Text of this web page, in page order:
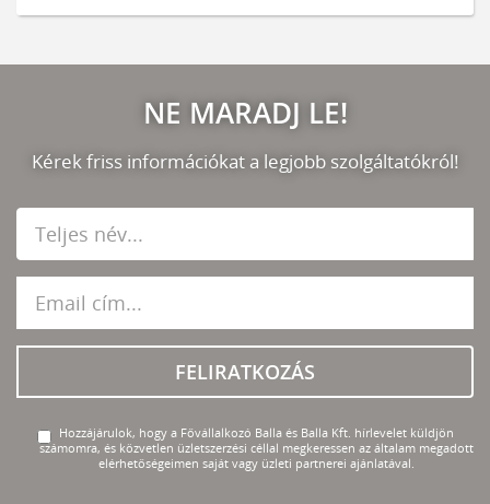
NE MARADJ LE!
Kérek friss információkat a legjobb szolgáltatókról!
FELIRATKOZÁS
Hozzájárulok, hogy a Fővállalkozó Balla és Balla Kft. hírlevelet küldjön
számomra, és közvetlen üzletszerzési céllal megkeressen az általam megadott
elérhetőségeimen saját vagy üzleti partnerei ajánlatával.